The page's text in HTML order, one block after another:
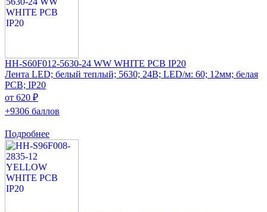
HH-S60F012-5630-24 WW WHITE PCB IP20
Лента LED; белый теплый; 5630; 24В; LED/м: 60; 12мм; белая
PCB; IP20
от 620 ₽
+9306 баллов
Подробнее